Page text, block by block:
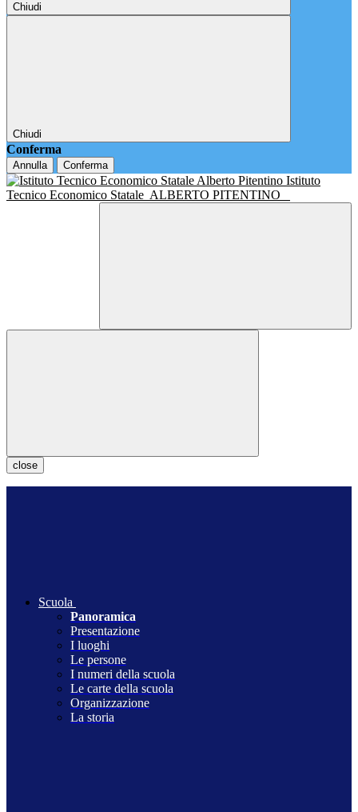
Chiudi
Chiudi
Conferma
Annulla Conferma
Istituto
Tecnico Economico Statale ALBERTO PITENTINO
close
Scuola
Panoramica
Presentazione
I luoghi
Le persone
I numeri della scuola
Le carte della scuola
Organizzazione
La storia